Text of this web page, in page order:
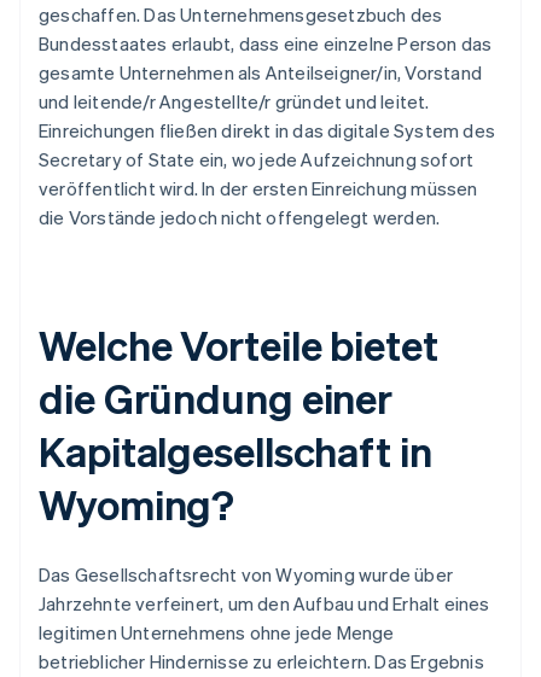
geschaffen. Das Unternehmensgesetzbuch des
Bundesstaates erlaubt, dass eine einzelne Person das
gesamte Unternehmen als Anteilseigner/in, Vorstand
und leitende/r Angestellte/r gründet und leitet.
Einreichungen fließen direkt in das digitale System des
Secretary of State ein, wo jede Aufzeichnung sofort
veröffentlicht wird. In der ersten Einreichung müssen
die Vorstände jedoch nicht offengelegt werden.
Welche Vorteile bietet
die Gründung einer
Kapitalgesellschaft in
Wyoming?
Das Gesellschaftsrecht von Wyoming wurde über
Jahrzehnte verfeinert, um den Aufbau und Erhalt eines
legitimen Unternehmens ohne jede Menge
betrieblicher Hindernisse zu erleichtern. Das Ergebnis